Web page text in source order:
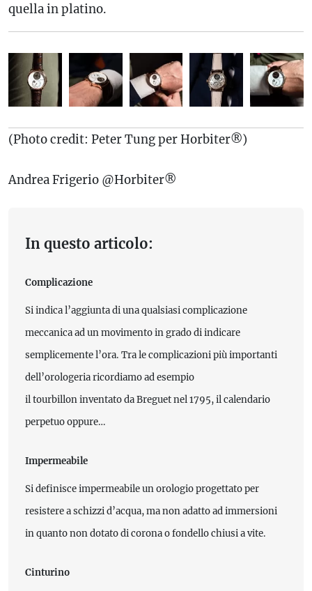
quella in platino.
(Photo credit: Peter Tung per Horbiter®)
Andrea Frigerio @Horbiter®
In questo articolo:
Complicazione
Si indica l’aggiunta di una qualsiasi complicazione
meccanica ad un movimento in grado di indicare
semplicemente l’ora. Tra le complicazioni più importanti
dell’orologeria ricordiamo ad esempio
il tourbillon inventato da Breguet nel 1795, il calendario
perpetuo oppure…
Impermeabile
Si definisce impermeabile un orologio progettato per
resistere a schizzi d’acqua, ma non adatto ad immersioni
in quanto non dotato di corona o fondello chiusi a vite.
Cinturino